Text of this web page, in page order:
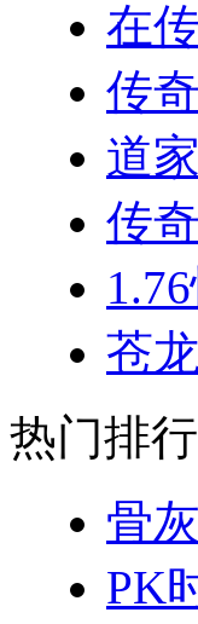
在
传
道
传
苍
热门排行
骨
PK